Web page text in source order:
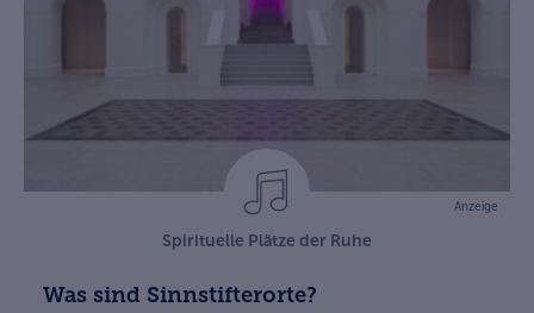
Anzeige
Spirituelle Plätze der Ruhe
Was sind Sinnstifterorte?